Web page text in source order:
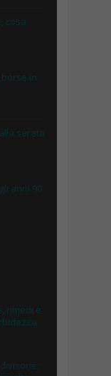
cosa
in
serata
anni 90
rimedi e